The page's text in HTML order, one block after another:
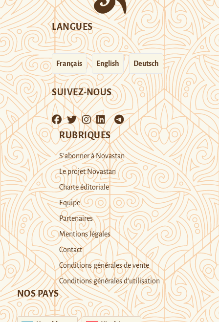
LANGUES
Français English Deutsch
SUIVEZ-NOUS
RUBRIQUES
S’abonner à Novastan
Le projet Novastan
Charte éditoriale
Equipe
Partenaires
Mentions légales
Contact
Conditions générales de vente
Conditions générales d’utilisation
NOS PAYS